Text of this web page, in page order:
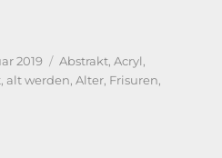
2019 Kategorien
Abstrakt,Acryl,
, alt werden,Alter, Frisuren,